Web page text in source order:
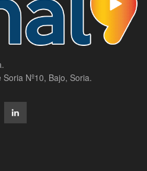
Nº10, Bajo, Soria.